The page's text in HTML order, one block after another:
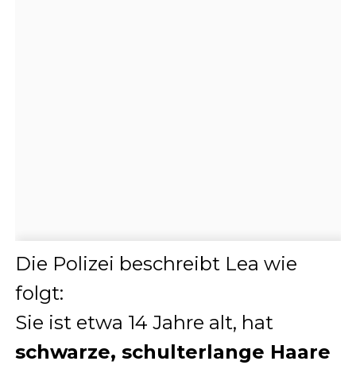
Die Polizei beschreibt Lea wie
folgt:
Sie ist etwa 14 Jahre alt, hat
schwarze, schulterlange Haare